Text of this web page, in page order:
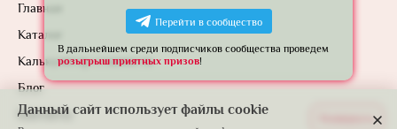
Главная
Каталог
Калькулятор стоимости
Блог
Контакты
Данный сайт использует файлы cookie
Перейти в сообщество
В дальнейшем среди подписчиков сообщества проведем
розыгрыш приятных призов!
Развернуть